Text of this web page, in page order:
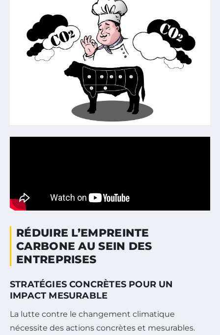
RÉDUIRE L’EMPREINTE
CARBONE AU SEIN DES
ENTREPRISES
STRATÉGIES CONCRÈTES POUR UN
IMPACT MESURABLE
La lutte contre le changement climatique
nécessite des actions concrètes et mesurables.